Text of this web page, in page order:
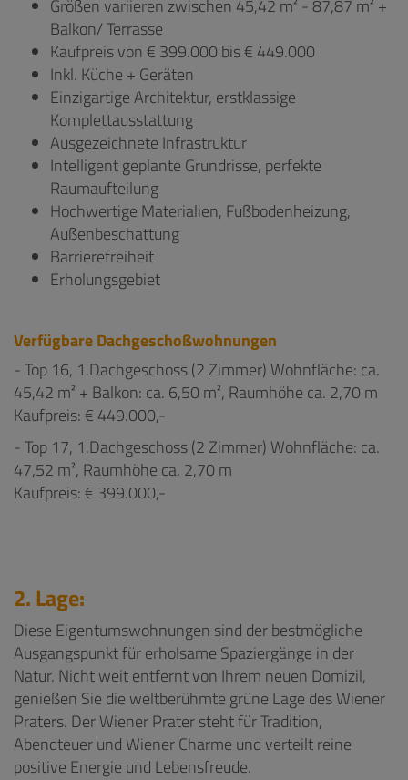
Größen variieren zwischen 45,42 m² - 87,87 m² +
Balkon/ Terrasse
Kaufpreis von € 399.000 bis € 449.000
Inkl. Küche + Geräten
Einzigartige Architektur, erstklassige
Komplettausstattung
Ausgezeichnete Infrastruktur
Intelligent geplante Grundrisse, perfekte
Raumaufteilung
Hochwertige Materialien, Fußbodenheizung,
Außenbeschattung
Barrierefreiheit
Erholungsgebiet
Verfügbare Dachgeschoßwohnungen
- Top 16, 1.Dachgeschoss (2 Zimmer) Wohnfläche: ca.
45,42 m² + Balkon: ca. 6,50 m², Raumhöhe ca. 2,70 m
Kaufpreis: € 449.000,-
- Top 17, 1.Dachgeschoss (2 Zimmer) Wohnfläche: ca.
47,52 m², Raumhöhe ca. 2,70 m
Kaufpreis: € 399.000,-
2. Lage:
Diese Eigentumswohnungen sind der bestmögliche
Ausgangspunkt für erholsame Spaziergänge in der
Natur. Nicht weit entfernt von Ihrem neuen Domizil,
genießen Sie die weltberühmte grüne Lage des Wiener
Praters. Der Wiener Prater steht für Tradition,
Abendteuer und Wiener Charme und verteilt reine
positive Energie und Lebensfreude.